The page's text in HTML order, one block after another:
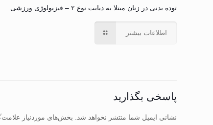
توده بدنی در زنان مبتلا به دیابت نوع ۲ – فیزیولوژی ورزشی
اطلاعات بیشتر
پاسخی بگذارید
نشانی ایمیل شما منتشر نخواهد شد. بخش‌های موردنیاز